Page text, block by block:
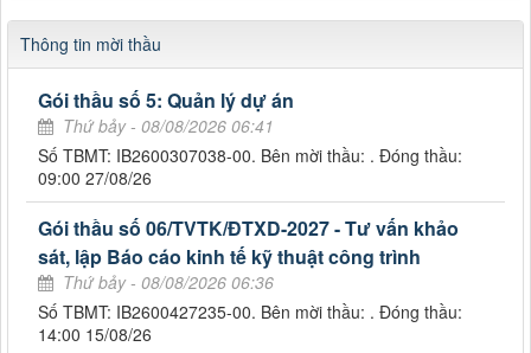
Thông tin mời thầu
Gói thầu số 5: Quản lý dự án
Thứ bảy - 08/08/2026 06:41
Số TBMT: IB2600307038-00. Bên mời thầu: . Đóng thầu:
09:00 27/08/26
Gói thầu số 06/TVTK/ĐTXD-2027 - Tư vấn khảo
sát, lập Báo cáo kinh tế kỹ thuật công trình
Thứ bảy - 08/08/2026 06:36
Số TBMT: IB2600427235-00. Bên mời thầu: . Đóng thầu:
14:00 15/08/26